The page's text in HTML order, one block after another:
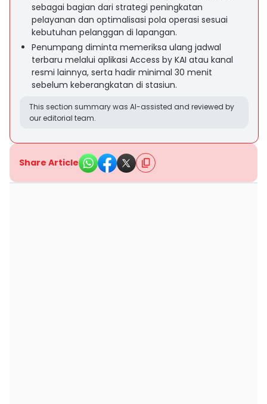
sebagai bagian dari strategi peningkatan
pelayanan dan optimalisasi pola operasi sesuai
kebutuhan pelanggan di lapangan.
Penumpang diminta memeriksa ulang jadwal
terbaru melalui aplikasi Access by KAI atau kanal
resmi lainnya, serta hadir minimal 30 menit
sebelum keberangkatan di stasiun.
This section summary was AI-assisted and reviewed by
our editorial team.
Share Article